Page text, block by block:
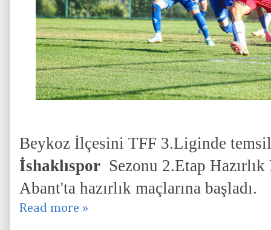
Beykoz İlçesini TFF 3.Liginde
İshaklıspor Sezonu 2.Etap
Abant'ta hazırlık maçlarına başladı.
Read more »